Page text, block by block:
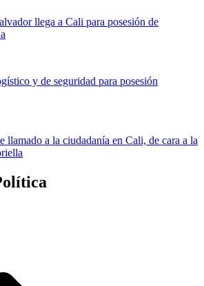
llega a Cali para posesión de
y de seguridad para posesión
llamado a la ciudadanía en Cali, de cara a la